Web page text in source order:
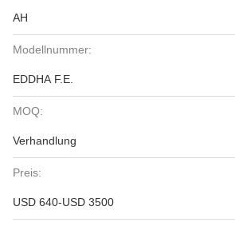
AH
Modellnummer:
EDDHA F.E.
MOQ:
Verhandlung
Preis:
USD 640-USD 3500